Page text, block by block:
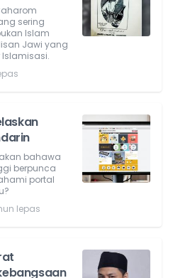
sering
Islam
Jawi yang
bahawa
berpunca
portal
lepas